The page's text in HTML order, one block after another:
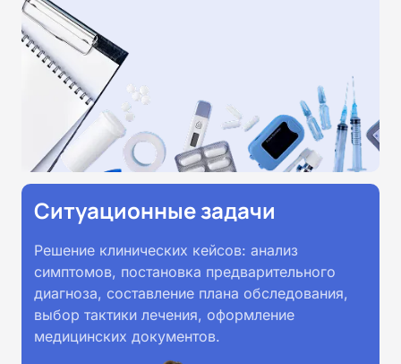
Ситуационные задачи
Решение клинических кейсов: анализ
симптомов, постановка предварительного
диагноза, составление плана обследования,
выбор тактики лечения, оформление
медицинских документов.